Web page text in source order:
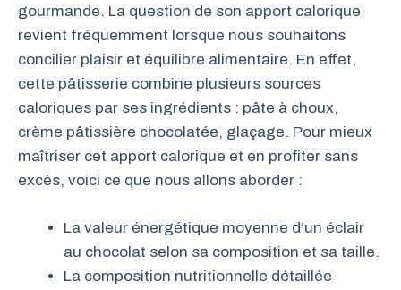
gourmande. La question de son apport calorique
revient fréquemment lorsque nous souhaitons
concilier plaisir et équilibre alimentaire. En effet,
cette pâtisserie combine plusieurs sources
caloriques par ses ingrédients : pâte à choux,
crème pâtissière chocolatée, glaçage. Pour mieux
maîtriser cet apport calorique et en profiter sans
excès, voici ce que nous allons aborder :
La valeur énergétique moyenne d’un éclair
au chocolat selon sa composition et sa taille.
La composition nutritionnelle détaillée